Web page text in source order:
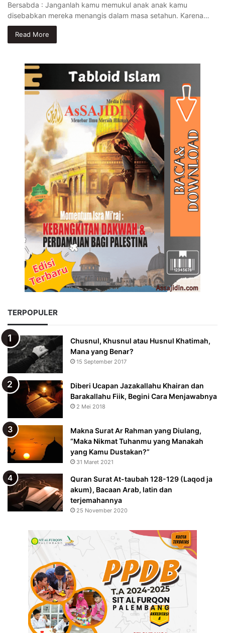
Bersabda : Janganlah kamu memukul anak anak kamu
disebabkan mereka menangis dalam masa setahun. Karena…
Read More
TERPOPULER
Chusnul, Khusnul atau Husnul Khatimah,
Mana yang Benar?
15 September 2017
Diberi Ucapan Jazakallahu Khairan dan
Barakallahu Fiik, Begini Cara Menjawabnya
2 Mei 2018
Makna Surat Ar Rahman yang Diulang,
“Maka Nikmat Tuhanmu yang Manakah
yang Kamu Dustakan?”
31 Maret 2021
Quran Surat At-taubah 128-129 (Laqod ja
akum), Bacaan Arab, latin dan
terjemahannya
25 November 2020